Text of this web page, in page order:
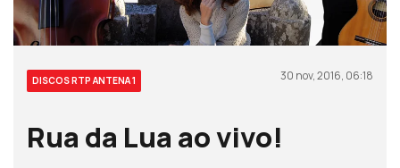
DISCOS RTP ANTENA 1 30 nov, 2016, 06:18
Rua da Lua ao vivo!